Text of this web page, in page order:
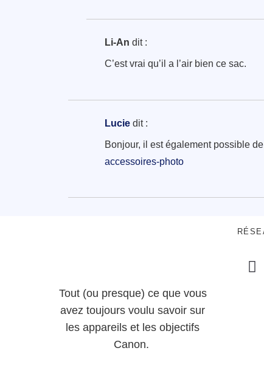
Li-An dit :
C’est vrai qu’il a l’air bien ce sac.
Lucie dit :
Bonjour, il est également possible
accessoires-photo
Tout (ou presque) ce que vous
avez toujours voulu savoir sur
les appareils et les objectifs
Canon.